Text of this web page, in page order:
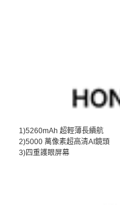
1)5260mAh 超輕薄長續航
2)5000 萬像素超高清AI鏡頭
3)四重護眼屏幕